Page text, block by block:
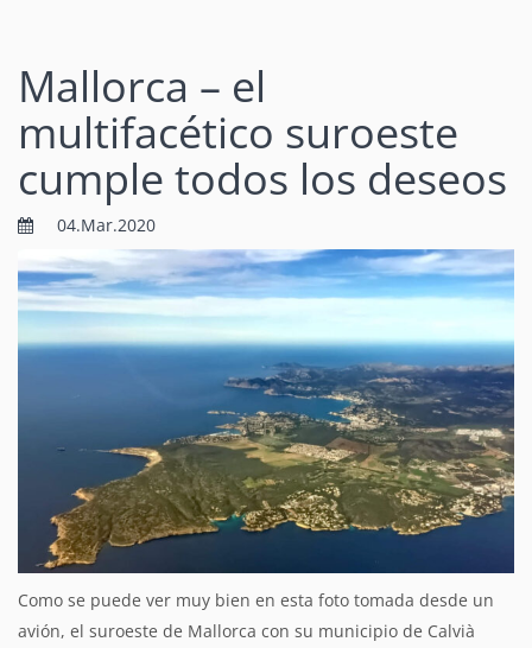
Mallorca – el
multifacético suroeste
cumple todos los deseos
04.Mar.2020
Como se puede ver muy bien en esta foto tomada desde un
avión, el suroeste de Mallorca con su municipio de Calvià